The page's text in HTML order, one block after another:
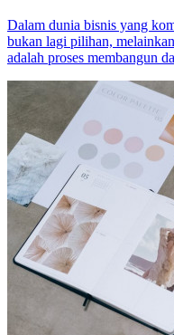
Dalam dunia bisnis yang
bukan lagi pilihan,
adalah proses membangun